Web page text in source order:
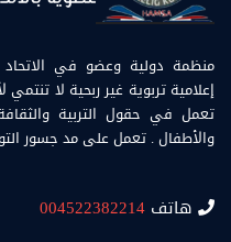
منظمة دولية وعضو في الاتحاد
إعلامية تربوية غير ربحية لا
تعمل في حقول التربية
والأطفال . تعمل على مد جسور
هاتف 004522382214